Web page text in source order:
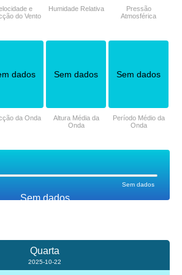
e
do Vento
Humidade Relativa
Pressão
Atmosférica
Sem dados
Sem dados
dados
da Onda
Sem dados
Altura Média da
Onda
Sem dados
Período Médio da
Onda
Quarta
2025-10-22